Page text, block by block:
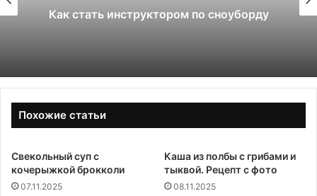
Как стать инструктором по сноуборду
Похожие статьи
Свекольный суп с
кочерыжкой брокколи
07.11.2025
Каша из полбы с грибами и
тыквой. Рецепт с фото
08.11.2025